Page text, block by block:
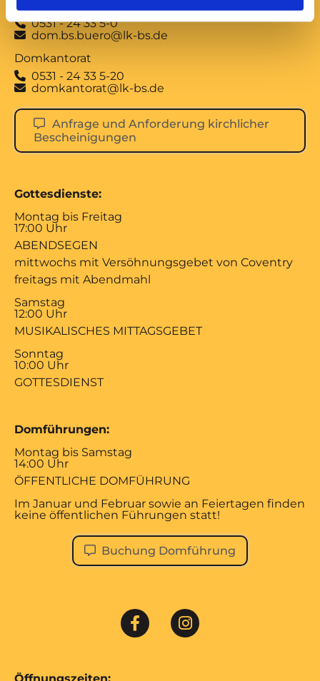
 0531 - 24 33 5-0
 dom.bs.buero@lk-bs.de
Domkantorat
 0531 - 24 33 5-20
 domkantorat@lk-bs.de
Anfrage und Anforderung kirchlicher
Bescheinigungen
Gottesdienste:
Montag bis Freitag
17:00 Uhr
ABENDSEGEN
mittwochs mit Versöhnungsgebet von Coventry
freitags mit Abendmahl
Samstag
12:00 Uhr
MUSIKALISCHES MITTAGSGEBET
Sonntag
10:00 Uhr
GOTTESDIENST
Domführungen:
Montag bis Samstag
14:00 Uhr
ÖFFENTLICHE DOMFÜHRUNG
Im Januar und Februar sowie an Feiertagen finden
keine öffentlichen Führungen statt!
Buchung Domführung